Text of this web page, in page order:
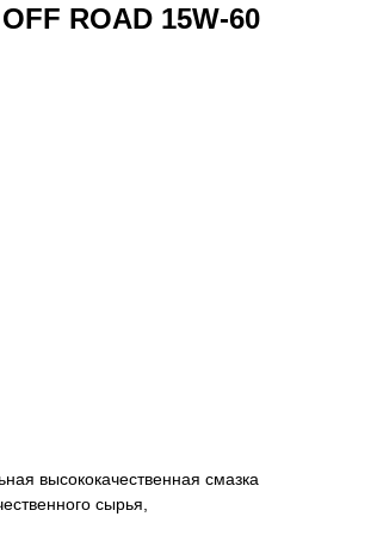
ROAD 15W-60
высококачественная смазка
сырья,